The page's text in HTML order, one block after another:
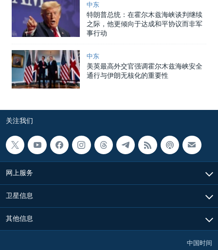
中东
特朗普总统：在霍尔木兹海峡谈判继续
之际，他更倾向于达成和平协议而非军
事行动
中东
美英最高外交官强调霍尔木兹海峡安全
通行与伊朗无核化的重要性
关注我们
网上服务
卫星信息
其他信息
中国时间